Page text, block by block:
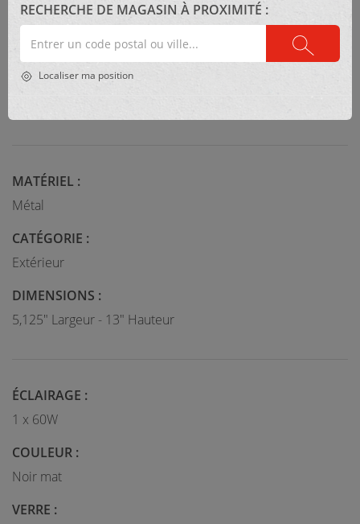
RECHERCHE DE MAGASIN À PROXIMITÉ :
Entrer
un
code
postal
ou
ville
Localiser ma position
STYLE :
Moderne
COLLECTION :
MATÉRIEL :
Métal
CATÉGORIE :
Extérieur
DIMENSIONS :
5,125" Largeur - 13" Hauteur
ÉCLAIRAGE :
1 x 60W
COULEUR :
Noir mat
VERRE :